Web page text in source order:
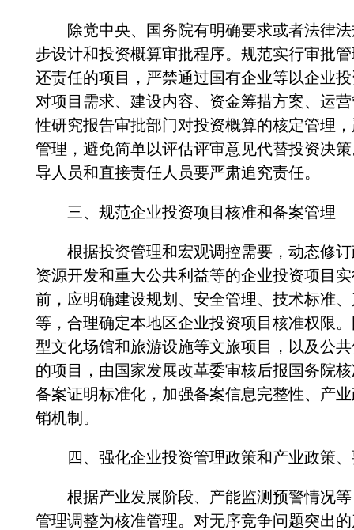
除党中央、国务院有明确要求或者法律法
步设计和投资概算审批程序。规范实行审批
还责任的项目，严禁通过国有企业等以企业
对项目需求、建设内容、资金筹措方案、运
性研究报告审批部门对投资概算的核定管理
管理，避免简单以评估评审意见代替投资决
导人员和直接责任人员要严肃追究责任。
三、规范企业投资项目核准和备案管理
根据投资管理和宏观调控需要，动态修订
资源开发和重大公共利益等的企业投资项目
前，应明确建设规划、安全管理、技术标准
等，合理确定本地区企业投资项目核准权限
型文化场馆和旅游设施等文旅项目，以及公
的项目，由国家发展改革委审核后报国务院
备案证明标准化，加强备案信息完整性、产
销机制。
四、强化企业投资管理政策和产业政策、
根据产业发展阶段、产能监测预警情况等
管理调整为核准管理。对无序竞争问题突出